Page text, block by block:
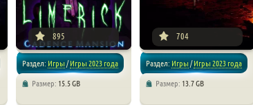
895
Раздел: Игры/Игры 2023 года
Размер: 15.5 GB
704
Раздел: Игры/Игры 2023 года
Размер: 13.7 GB